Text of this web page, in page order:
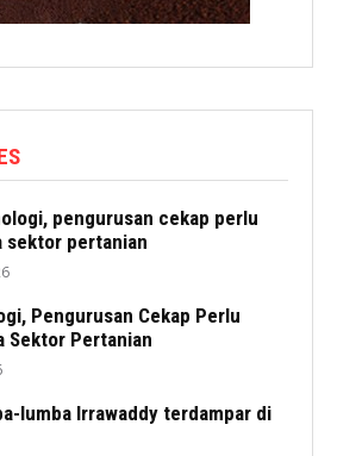
pengurusan cekap perlu
sektor pertanian
Pengurusan Cekap Perlu
Sektor Pertanian
lumba Irrawaddy terdampar di